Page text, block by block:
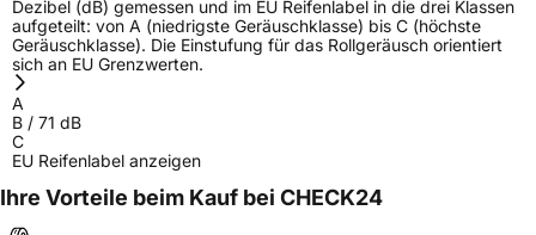
HerstellerkontaktRoyal Black, Qingdao China,
miranda@haohuatire.com
Verantwortliche
in der EU
corrado bergagna, Qingdao China,
Dezibel (dB) gemessen und im EU Reifenlabel in die drei Klassen
aufgeteilt: von A (niedrigste Geräuschklasse) bis C (höchste
Geräuschklasse). Die Einstufung für das Rollgeräusch orientiert
sich an EU Grenzwerten.
A
B / 71 dB
C
EU Reifenlabel anzeigen
Ihre Vorteile beim Kauf bei CHECK24